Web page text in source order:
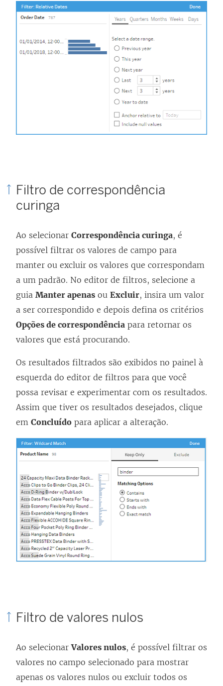
Filtro de correspondência
curinga
Ao selecionar Correspondência curinga, é
possível filtrar os valores de campo para
manter ou excluir os valores que correspondam
a um padrão. No editor de filtros, selecione a
guia Manter apenas ou Excluir, insira um valor
a ser correspondido e depois defina os critérios
Opções de correspondência para retornar os
valores que está procurando.
Os resultados filtrados são exibidos no painel à
esquerda do editor de filtros para que você
possa revisar e experimentar com os resultados.
Assim que tiver os resultados desejados, clique
em Concluído para aplicar a alteração.
Filtro de valores nulos
Ao selecionarValores nulos, é possível filtrar os
valores no campo selecionado para mostrar
apenas os valores nulos ou excluir todos os